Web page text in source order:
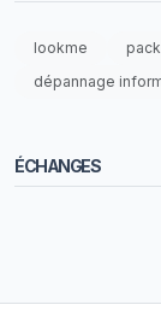
lookme
dépannage
ÉCHANGES